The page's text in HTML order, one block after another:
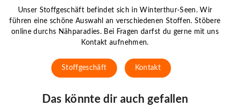
Unser Stoffgeschäft befindet sich in Winterthur-Seen. Wir
führen eine schöne Auswahl an verschiedenen Stoffen. Stöbere
online durchs Nähparadies. Bei Fragen darfst du gerne mit uns
Kontakt aufnehmen.
Stoffgeschäft Kontakt
Das könnte dir auch gefallen